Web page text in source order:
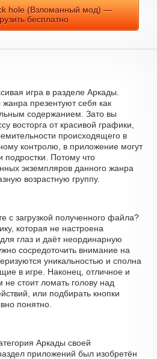
hole (Взломанный мод) —
бесплатно
игра в разделе Аркады.
презентуют себя как
содержанием. Зато вы
восторга от красивой графики,
происходящего в
контролю, в приложение могут
подростки. Потому что
экземпляров данного жанра
возрастную группу.
с загрузкой полученного файла?
которая не настроена
глаз и даёт неординарную
сосредоточить внимание на
уникальностью и сполна
в игре. Наконец, отличное и
стоит ломать голову над
или подбирать кнопки
понятно.
Аркады своей
приложений был изобретён